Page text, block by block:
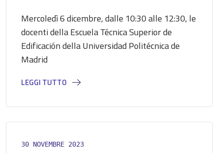
Mercoledì 6 dicembre, dalle 10:30 alle 12:30, le
docenti della Escuela Técnica Superior de
Edificación della Universidad Politécnica de
Madrid
LEGGI TUTTO
30 NOVEMBRE 2023